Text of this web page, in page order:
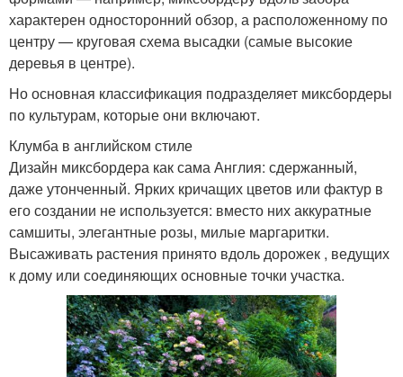
характерен односторонний обзор, а расположенному по
центру — круговая схема высадки (самые высокие
деревья в центре).
Но основная классификация подразделяет миксбордеры
по культурам, которые они включают.
Клумба в английском стиле
Дизайн миксбордера как сама Англия: сдержанный,
даже утонченный. Ярких кричащих цветов или фактур в
его создании не используется: вместо них аккуратные
самшиты, элегантные розы, милые маргаритки.
Высаживать растения принято вдоль дорожек , ведущих
к дому или соединяющих основные точки участка.